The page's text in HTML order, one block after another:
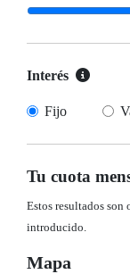
Interés
Fijo
Tu cuota
Estos resultados son
introducido.
Mapa